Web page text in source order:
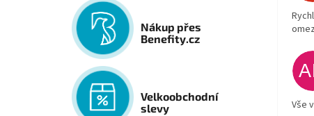
Nákup přes
Benefity.cz
Velkoobchodní
slevy
Vše